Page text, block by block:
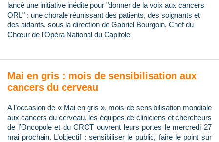
lancé une initiative inédite pour "donner de la voix aux cancers
ORL" : une chorale réunissant des patients, des soignants et
des aidants, sous la direction de Gabriel Bourgoin, Chef du
Chœur de l'Opéra National du Capitole.
Mai en gris : mois de sensibilisation aux
cancers du cerveau
A l’occasion de « Mai en gris », mois de sensibilisation mondiale
aux cancers du cerveau, les équipes de cliniciens et chercheurs
de l’Oncopole et du CRCT ouvrent leurs portes le mercredi 27
mai prochain. L’objectif : sensibiliser le public, faire le point sur